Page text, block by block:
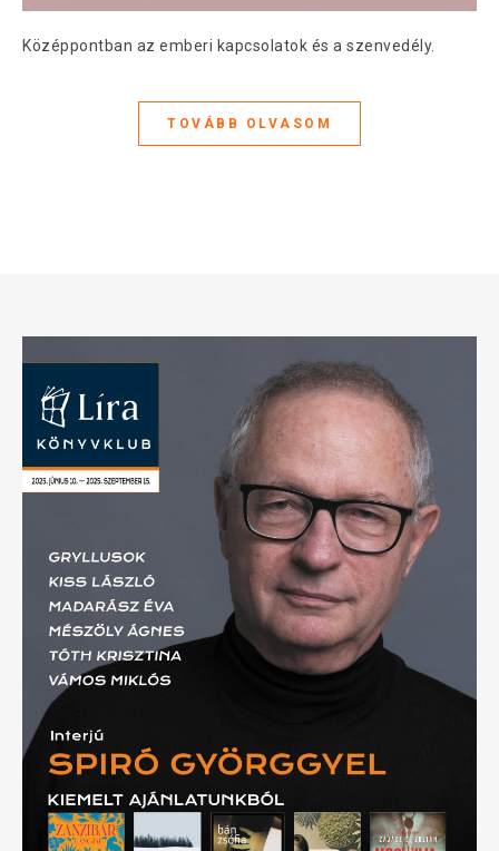
Középpontban az emberi kapcsolatok és a szenvedély.
TOVÁBB OLVASOM